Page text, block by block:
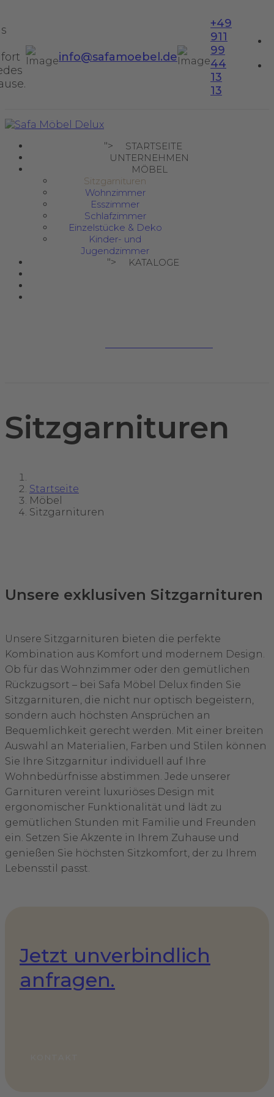
info@safamoebel.de
+49
911
99
44
13
13
">
STARTSEITE
UNTERNEHMEN
MÖBEL
Sitzgarnituren
Wohnzimmer
Esszimmer
Schlafzimmer
Einzelstücke & Deko
Kinder- und
Jugendzimmer
">
KATALOGE
Sitzgarnituren
Startseite
Möbel
Sitzgarnituren
Unsere exklusiven Sitzgarnituren
Unsere Sitzgarnituren bieten die perfekte
Kombination aus Komfort und modernem Design.
Ob für das Wohnzimmer oder den gemütlichen
Rückzugsort – bei Safa Möbel Delux finden Sie
Sitzgarnituren, die nicht nur optisch begeistern,
sondern auch höchsten Ansprüchen an
Bequemlichkeit gerecht werden. Mit einer breiten
Auswahl an Materialien, Farben und Stilen können
Sie Ihre Sitzgarnitur individuell auf Ihre
Wohnbedürfnisse abstimmen. Jede unserer
Garnituren vereint luxuriöses Design mit
ergonomischer Funktionalität und lädt zu
gemütlichen Stunden mit Familie und Freunden
ein. Setzen Sie Akzente in Ihrem Zuhause und
genießen Sie höchsten Sitzkomfort, der zu Ihrem
Lebensstil passt.
Jetzt unverbindlich
anfragen.